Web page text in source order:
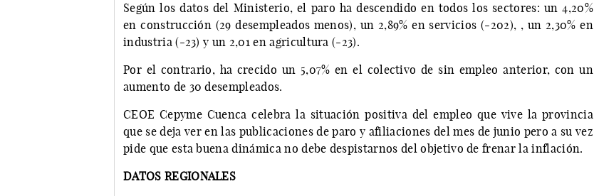
Según los datos del Ministerio, el paro ha descendido en todos los sectores: un 4,20%
en construcción (29 desempleados menos), un 2,89% en servicios (-202), , un 2,30% en
industria (-23) y un 2,01 en agricultura (-23).
Por el contrario, ha crecido un 5,07% en el colectivo de sin empleo anterior, con un
aumento de 30 desempleados.
CEOE Cepyme Cuenca celebra la situación positiva del empleo que vive la provincia
que se deja ver en las publicaciones de paro y afiliaciones del mes de junio pero a su vez
pide que esta buena dinámica no debe despistarnos del objetivo de frenar la inflación.
DATOS REGIONALES